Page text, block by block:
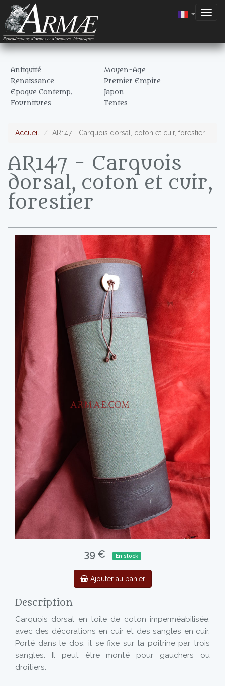
Antiquité
Moyen-Age
Renaissance
Premier Empire
Epoque Contemp.
Japon
Fournitures
Tentes
Accueil AR147 - Carquois dorsal, coton et cuir, forestier
AR147 - Carquois
dorsal, coton et cuir,
forestier
39 € En stock
Ajouter au panier
Description
Carquois dorsal en toile de coton imperméabilisée,
avec des décorations en cuir et des sangles en cuir.
Porté dans le dos, il se fixe sur la poitrine par trois
sangles. Il peut être monté pour gauchers ou
droitiers.